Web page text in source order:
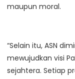
maupun moral.
“Selain itu, ASN
mewujudkan visi
sejahtera. Setiap